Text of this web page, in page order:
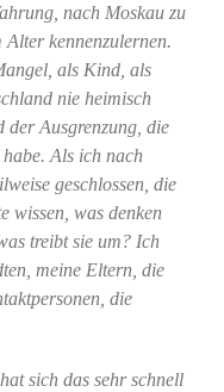
nach Moskau zu
kennenzulernen.
als Kind, als
nie heimisch
der Ausgrenzung, die
Als ich nach
geschlossen, die
wissen, was denken
treibt sie um? Ich
meine Eltern, die
die
sich das sehr schnell